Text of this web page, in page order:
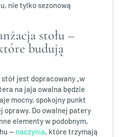
nie tylko sezonową
stołu –
budują
jest dopracowany „w
na jaja owalna będzie
mocny, spokojny punkt
oprawy. Do owalnej patery
elementy w podobnym,
— naczynia, które trzymają